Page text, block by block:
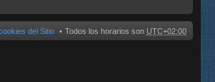
Todos los horarios son UTC+02:00
del Sitio